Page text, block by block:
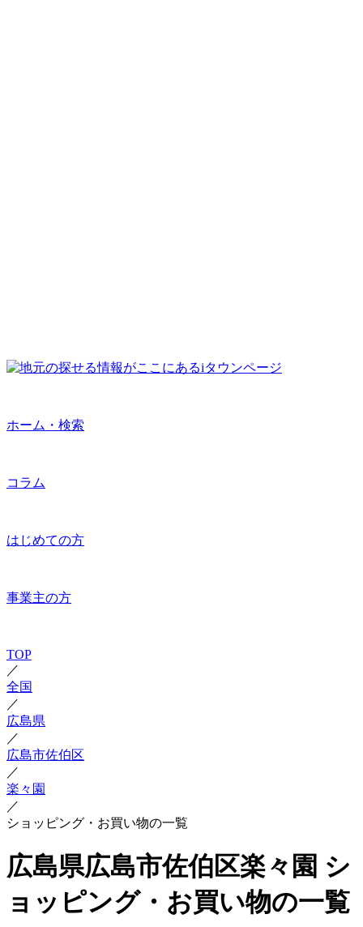
ホーム・検索
コラム
はじめての方
事業主の方
TOP
／
全国
／
広島県
／
広島市佐伯区
／
楽々園
／
ショッピング・お買い物の一覧
広島県広島市佐伯区楽々園 シ
ョッピング・お買い物の一覧